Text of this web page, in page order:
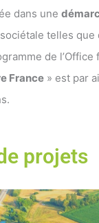
dans une
telles que
de
France » est par
projets